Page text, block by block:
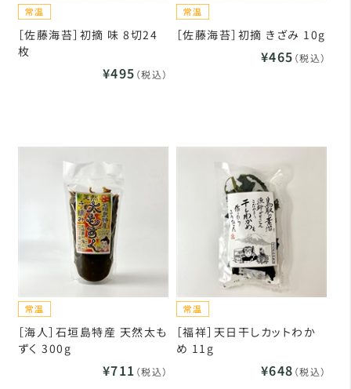
［佐藤海苔］初摘 味 8切24
枚
¥495 （税込）
［佐藤海苔］初摘 きざみ 10g
¥465 （税込）
［海人］石垣島特産 天然太も
ずく 300g
¥711 （税込）
［福祥］天日干しカットわか
め 11g
¥648 （税込）